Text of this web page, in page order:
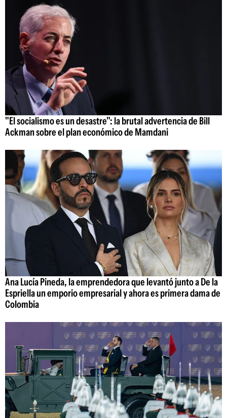
"El socialismo es un desastre": la brutal advertencia de Bill
Ackman sobre el plan económico de Mamdani
Ana Lucía Pineda, la emprendedora que levantó junto a De la
Espriella un emporio empresarial y ahora es primera dama de
Colombia